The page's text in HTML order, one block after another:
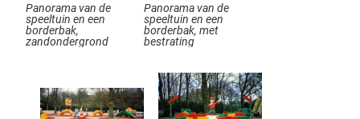
Panorama van de
speeltuin en een
borderbak,
zandondergrond
Panorama van de
speeltuin en een
borderbak, met
bestrating